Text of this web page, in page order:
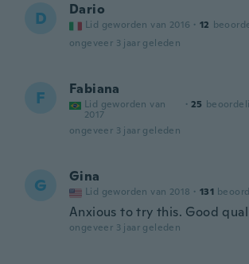
D Dario
Lid geworden van 2016 · 12
ongeveer 3 jaar geleden
F Fabiana
Lid geworden van
2017
· 25
ongeveer 3 jaar geleden
G Gina
Lid geworden van 2018 · 131
Anxious to try this. Good
ongeveer 3 jaar geleden